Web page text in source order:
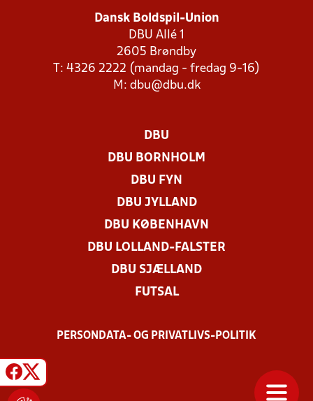
Dansk Boldspil-Union
DBU Allé 1
2605 Brøndby
T: 4326 2222 (mandag - fredag 9-16)
M: dbu@dbu.dk
DBU
DBU BORNHOLM
DBU FYN
DBU JYLLAND
DBU KØBENHAVN
DBU LOLLAND-FALSTER
DBU SJÆLLAND
FUTSAL
PERSONDATA- OG PRIVATLIVS-POLITIK